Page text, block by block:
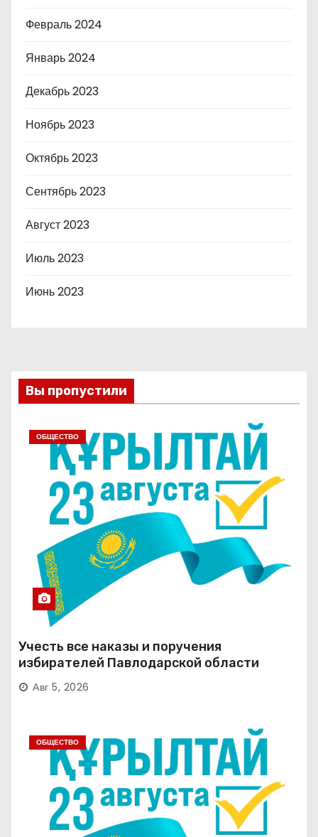
Февраль 2024
Январь 2024
Декабрь 2023
Ноябрь 2023
Октябрь 2023
Сентябрь 2023
Август 2023
Июль 2023
Июнь 2023
Вы пропустили
ОБЩЕСТВО
Учесть все наказы и поручения
избирателей Павлодарской области
Авг 5, 2026
ОБЩЕСТВО